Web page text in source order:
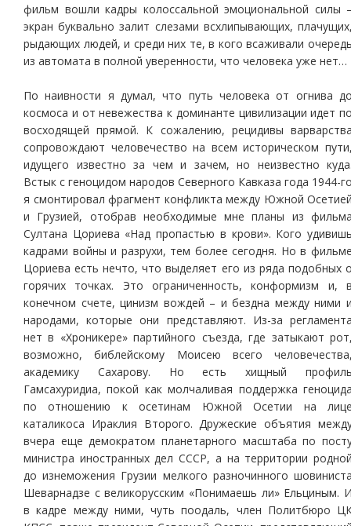
фильм вошли кадры колоссальной эмоциональной силы
экран буквально залит слезами всхлипывающих,
рыдающих людей, и среди них те, в кого всаживали
из автомата в полной уверенности, что человека уже нет…
По наивности я думал, что путь человека от огнива
космоса и от невежества к доминанте цивилизации идет
восходящей прямой. К сожалению, рецидивы
сопровождают человечество на всем историческом
идущего известно за чем и зачем, но неизвестно
Встык с геноцидом народов Северного Кавказа года 1944-
я смонтировал фрагмент конфликта между Южной
и Грузией, отобрав необходимые мне планы из
Султана Цориева «Над пропастью в крови». Кого
кадрами войны и разрухи, тем более сегодня. Но в
Цориева есть нечто, что выделяет его из ряда подобных
горячих точках. Это ограниченность, конформизм и,
конечном счете, цинизм вождей – и бездна между ними
народами, которые они представляют. Из-за
нет в «Хроникере» партийного съезда, где затыкают
возможно, библейскому Моисею всего
академику Сахарову. Но есть хищный
Гамсахуридиа, покой как молчаливая поддержка
по отношению к осетинам Южной Осетии на
каталикоса Ираклия Второго. Дружеские объятия
вчера еще демократом планетарного масштаба по
министра иностранных дел СССР, а на территории
до изнеможения Грузии мелкого разночинного
Шеварнадзе с великорусским «Понимаешь ли» Ельциным.
в кадре между ними, чуть поодаль, член Политбюро